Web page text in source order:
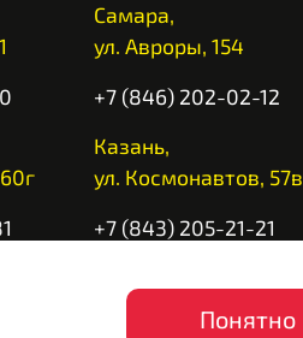
Самара,
ул. Авроры, 154
+7 (846) 202-02-12
Казань,
ул. Космонавтов, 57в
+7 (843) 205-21-21
Понятно